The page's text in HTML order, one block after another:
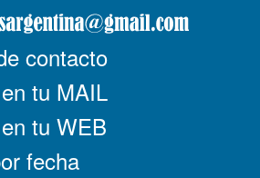
contacto
tu MAIL
tu WEB
fecha